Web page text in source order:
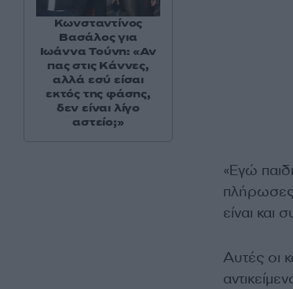
«Εγώ
είναι και
Αυτές οι
Κωνσταντίνος
Βασάλος για
Ιωάννα Τούνη: «Αν
πας στις Κάννες,
αλλά εσύ είσαι
εκτός της φάσης,
δεν είναι λίγο
αστείο;»